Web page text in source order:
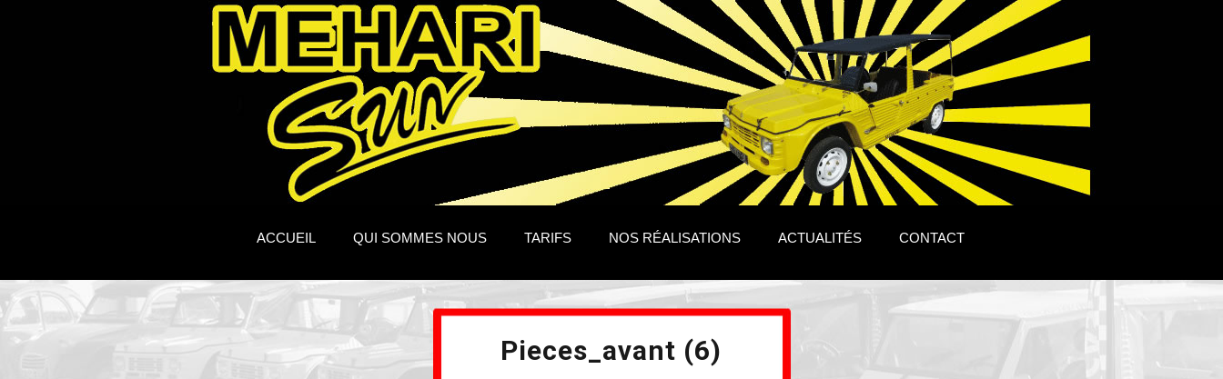
ACCUEIL QUI SOMMES NOUS TARIFS NOS RÉALISATIONS ACTUALITÉS CONTACT
Pieces_avant (6)